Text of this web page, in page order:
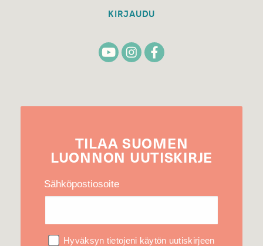
KIRJAUDU
TILAA SUOMEN
LUONNON UUTIS­KIRJE
Sähköpostiosoite
Hyväksyn tietojeni käytön uutiskirjeen